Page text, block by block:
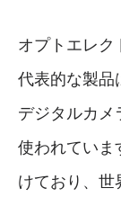
オプトエレク
代表的な製品
デジタルカメ
使われていま
けており、世